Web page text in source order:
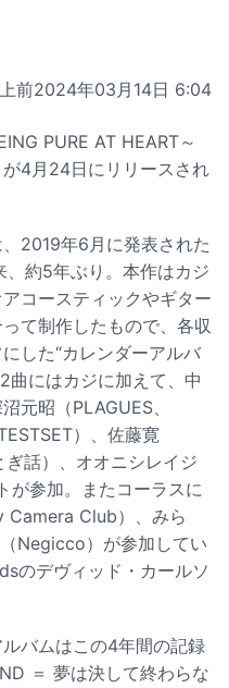
前2024年03月14日 6:04
PURE AT HEART～
4月24日にリリースされ
2019年6月に発表された
約5年ぶり。本作はカジ
コースティックやギター
て制作したもので、各収
した“カレンダーアルバ
曲にはカジに加えて、中
元昭（PLAGUES、
）、佐藤寛
ぎ話）、オオニシレイジ
参加。またコーラスに
Camera Club）、みら
Negicco）が参加してい
のデヴィッド・カールソ
バムはこの4年間の記録
＝ 夢は決して終わらな